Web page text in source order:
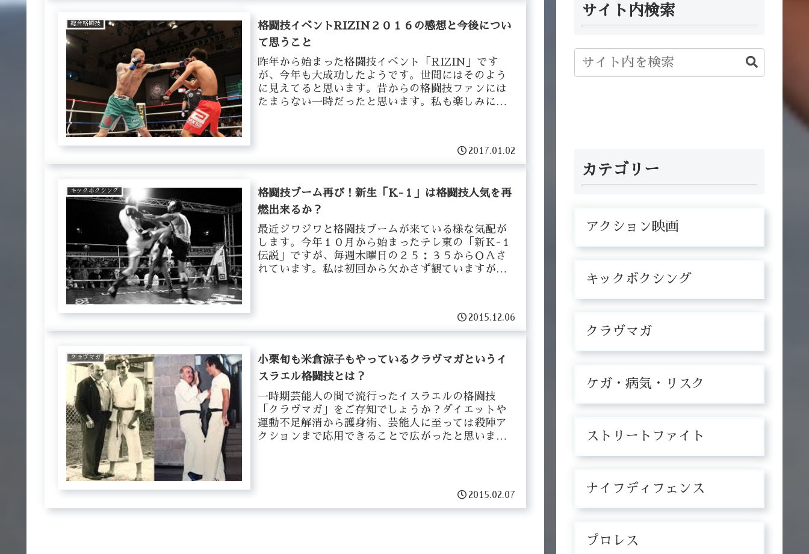
総合格闘技
格闘技イベントRIZIN２０１６の感想と今後につい
て思うこと
昨年から始まった格闘技イベント「RIZIN」です
が、今年も大成功したようです。世間にはそのよう
に見えてると思います。昔からの格闘技ファンには
たまらない一時だったと思います。私も楽しみにし
2017.01.02
キックボクシング
格闘技ブーム再び！新生「Ｋ-１」は格闘技人気を再
燃出来るか？
最近ジワジワと格闘技ブームが来ている様な気配が
します。今年１０月から始まったテレ東の「新Ｋ-１
伝説」ですが、毎週木曜日の２５：３５からＯＡさ
れています。私は初回から欠かさず観ていますが、
2015.12.06
クラヴマガ
小栗旬も米倉涼子もやっているクラヴマガというイ
スラエル格闘技とは？
一時期芸能人の間で流行ったイスラエルの格闘技
「クラヴマガ」をご存知でしょうか？ダイエットや
運動不足解消から護身術、芸能人に至っては殺陣ア
クションまで応用できることで広がったと思いま
2015.02.07
サイト内検索
カテゴリー
アクション映画
キックボクシング
クラヴマガ
ケガ・病気・リスク
ストリートファイト
ナイフディフェンス
プロレス